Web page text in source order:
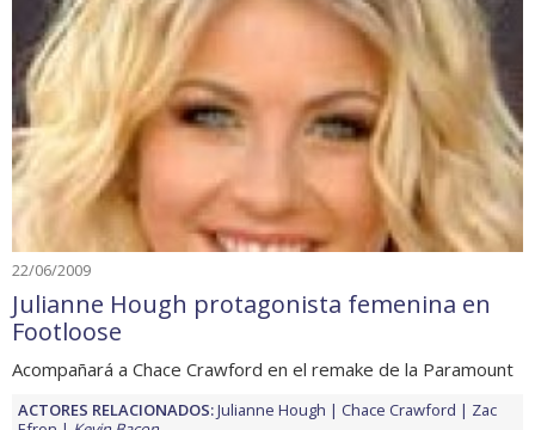
22/06/2009
Julianne Hough protagonista femenina en
Footloose
Acompañará a Chace Crawford en el remake de la Paramount
ACTORES RELACIONADOS:Julianne Hough Chace Crawford
Zac